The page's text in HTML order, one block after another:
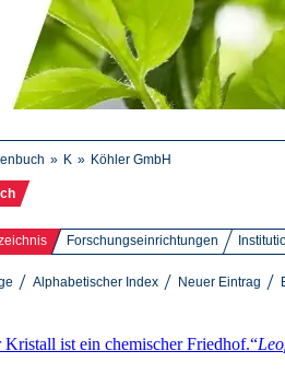
K Köhler GmbH
Forschungseinrichtungen
Alphabetischer Index Neuer Eintrag